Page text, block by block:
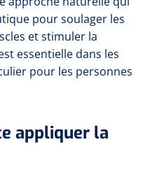
pour soulager les
et stimuler la
essentielle dans les
pour les personnes
appliquer la